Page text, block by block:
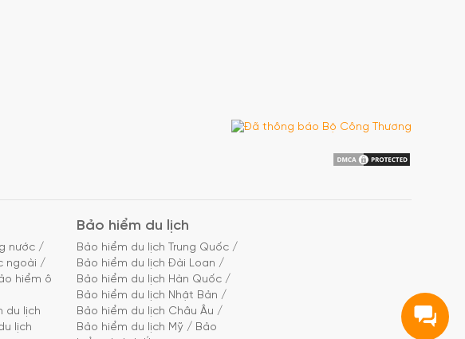
nước /
ngoài /
hiểm ô
du lịch
lịch
Bảo hiểm du lịch
Bảo hiểm du lịch Trung Quốc /
Bảo hiểm du lịch Đài Loan /
Bảo hiểm du lịch Hàn Quốc /
Bảo hiểm du lịch Nhật Bản /
Bảo hiểm du lịch Châu Âu /
Bảo hiểm du lịch Mỹ / Bảo